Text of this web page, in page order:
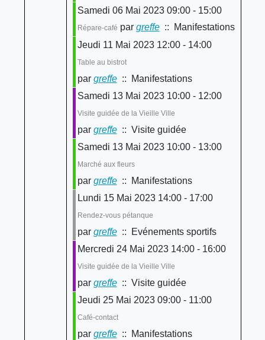
Samedi 06 Mai 2023 09:00 - 15:00
Répare-café par greffe:: Manifestations
Jeudi 11 Mai 2023 12:00 - 14:00
Table au bistrot
par greffe:: Manifestations
Samedi 13 Mai 2023 10:00 - 12:00
Visite guidée de la Vieille Ville
par greffe:: Visite guidée
Samedi 13 Mai 2023 10:00 - 13:00
Marché aux fleurs
par greffe:: Manifestations
Lundi 15 Mai 2023 14:00 - 17:00
Rendez-vous pétanque
par greffe:: Evénements sportifs
Mercredi 24 Mai 2023 14:00 - 16:00
Visite guidée de la Vieille Ville
par greffe:: Visite guidée
Jeudi 25 Mai 2023 09:00 - 11:00
Café-contact
par greffe:: Manifestations